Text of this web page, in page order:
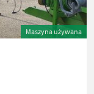
Maszyna używana